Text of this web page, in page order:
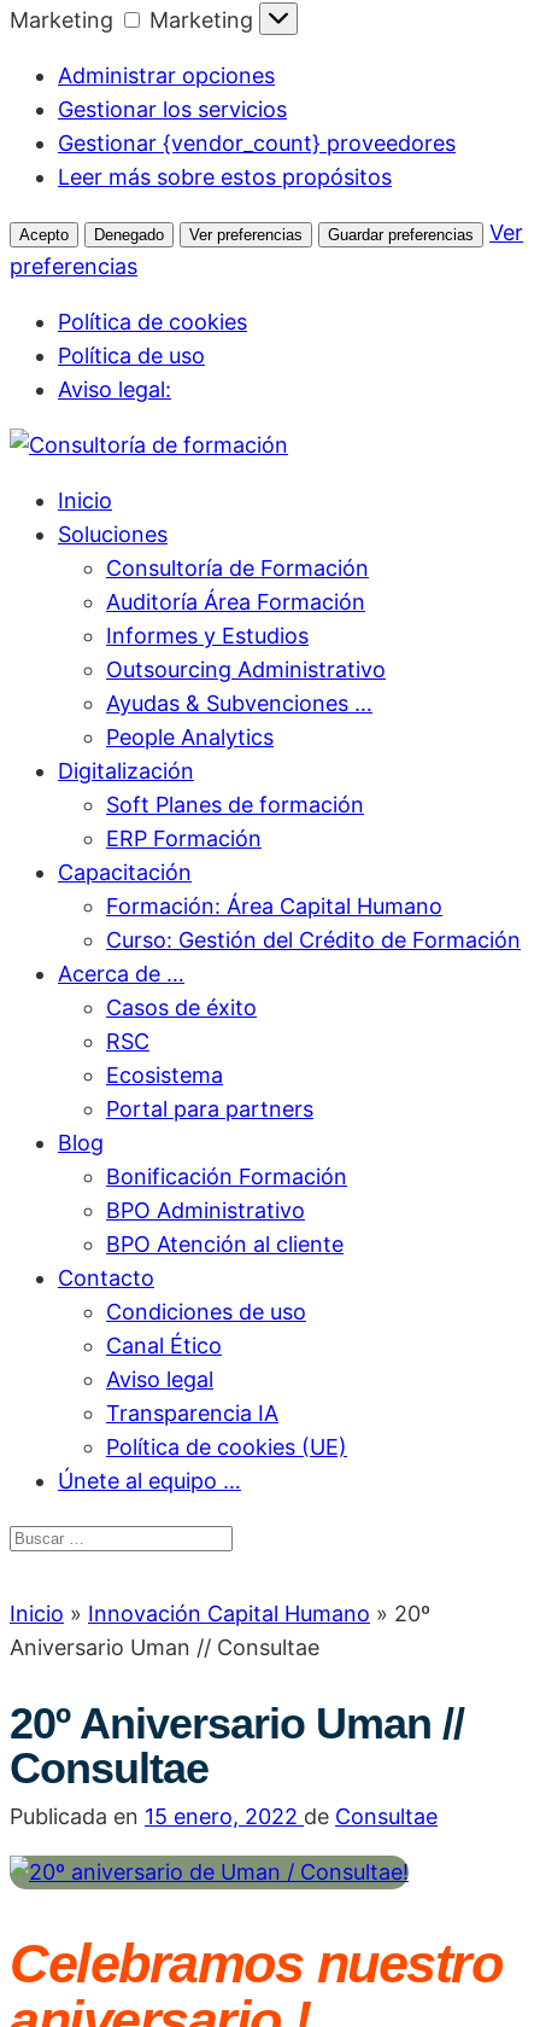
Marketing
Marketing
Administrar opciones
Gestionar los servicios
Gestionar {vendor_count} proveedores
Leer más sobre estos propósitos
Acepto Denegado Ver preferencias Guardar preferencias
Ver
preferencias
Política de cookies
Política de uso
Aviso legal:
Inicio
Soluciones
Consultoría de Formación
Auditoría Área Formación
Informes y Estudios
Outsourcing Administrativo
Ayudas & Subvenciones …
People Analytics
Digitalización
Soft Planes de formación
ERP Formación
Capacitación
Formación: Área Capital Humano
Curso: Gestión del Crédito de Formación
Acerca de …
Casos de éxito
RSC
Ecosistema
Portal para partners
Blog
Bonificación Formación
BPO Administrativo
BPO Atención al cliente
Contacto
Condiciones de uso
Canal Ético
Aviso legal
Transparencia IA
Política de cookies (UE)
Únete al equipo …
Inicio » Innovación Capital Humano » 20º
Aniversario Uman // Consultae
20º Aniversario Uman //
Consultae
Publicada en 15 enero, 2022 de Consultae
Celebramos nuestro